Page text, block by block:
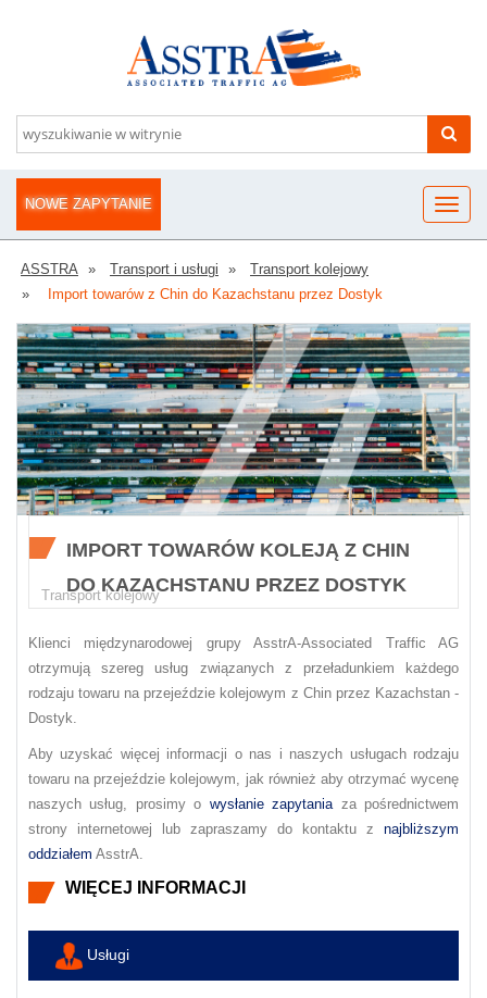
NOWE ZAPYTANIE
ASSTRA Transport i usługi
Transport kolejowy
Import towarów z Chin do Kazachstanu przez Dostyk
IMPORT TOWARÓW KOLEJĄ Z CHIN
DO KAZACHSTANU PRZEZ DOSTYK
Transport kolejowy
Klienci międzynarodowej grupy AsstrA-Associated Traffic AG
otrzymują szereg usług związanych z przeładunkiem każdego
rodzaju towaru na przejeździe kolejowym z Chin przez Kazachstan -
Dostyk.
Aby uzyskać więcej informacji o nas i naszych usługach rodzaju
towaru na przejeździe kolejowym, jak również aby otrzymać wycenę
naszych usług, prosimy o wysłanie zapytaniaza pośrednictwem
strony internetowej lub zapraszamy do kontaktu z najbliższym
oddziałem AsstrA.
WIĘCEJ INFORMACJI
Usługi